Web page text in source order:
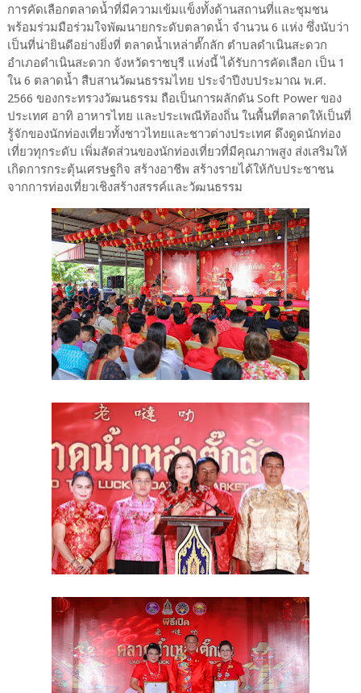
การคัดเลือกตลาดน้ำที่มีความเข้มแข็งทั้งด้านสถานที่และชุมชน
พร้อมร่วมมือร่วมใจพัฒนายกระดับตลาดน้ำ จำนวน 6 แห่ง ซึ่งนับว่า
เป็นที่น่ายินดีอย่างยิ่งที่ ตลาดน้ำเหล่าตั๊กลัก ตำบลดำเนินสะดวก
อำเภอดำเนินสะดวก จังหวัดราชบุรี แห่งนี้ ได้รับการคัดเลือก เป็น 1
ใน 6 ตลาดน้ำ สืบสานวัฒนธรรมไทย ประจำปีงบประมาณ พ.ศ.
2566 ของกระทรวงวัฒนธรรม ถือเป็นการผลักดัน Soft Power ของ
ประเทศ อาทิ อาหารไทย และประเพณีท้องถิ่น ในพื้นที่ตลาดให้เป็นที่
รู้จักของนักท่องเที่ยวทั้งชาวไทยและชาวต่างประเทศ ดึงดูดนักท่อง
เที่ยวทุกระดับ เพิ่มสัดส่วนของนักท่องเที่ยวที่มีคุณภาพสูง ส่งเสริมให้
เกิดการกระตุ้นเศรษฐกิจ สร้างอาชีพ สร้างรายได้ให้กับประชาชน
จากการท่องเที่ยวเชิงสร้างสรรค์และวัฒนธรรม